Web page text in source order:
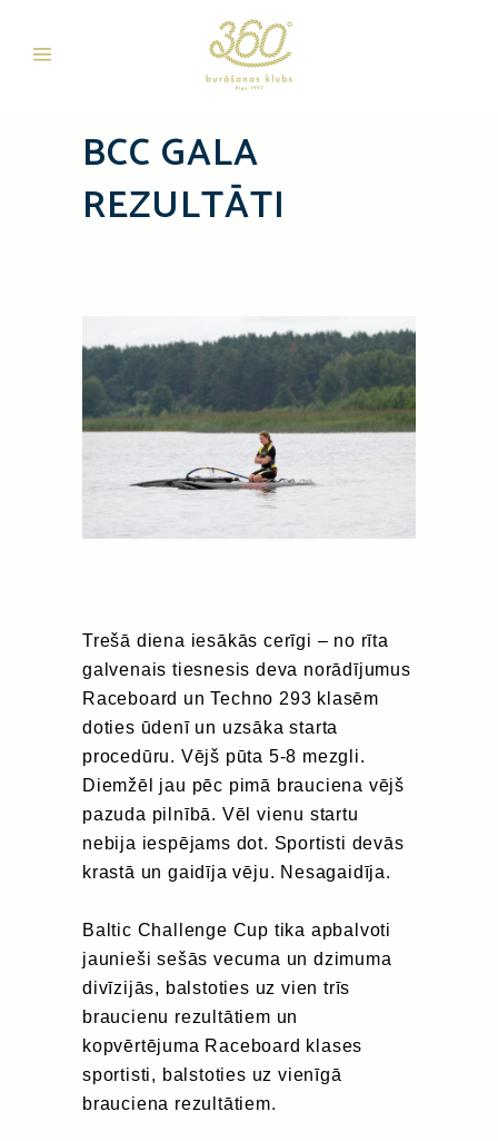
BCC GALA
REZULTĀTI
Trešā diena iesākās cerīgi – no rīta
galvenais tiesnesis deva norādījumus
Raceboard un Techno 293 klasēm
doties ūdenī un uzsāka starta
procedūru. Vējš pūta 5-8 mezgli.
Diemžēl jau pēc pimā brauciena vējš
pazuda pilnībā. Vēl vienu startu
nebija iespējams dot. Sportisti devās
krastā un gaidīja vēju. Nesagaidīja.
Baltic Challenge Cup tika apbalvoti
jaunieši sešās vecuma un dzimuma
divīzijās, balstoties uz vien trīs
braucienu rezultātiem un
kopvērtējuma Raceboard klases
sportisti, balstoties uz vienīgā
brauciena rezultātiem.